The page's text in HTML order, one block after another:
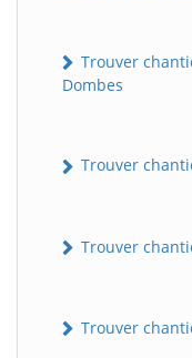
Trouver
Dombes
Trouver
Trouver
Trouver